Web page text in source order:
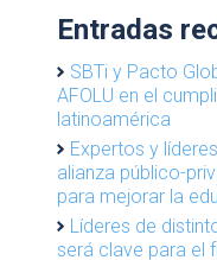
Entradas
SBTi y Pacto
AFOLU en el
latinoamérica
Expertos y
alianza público-
para mejorar la
Líderes de
será clave para el